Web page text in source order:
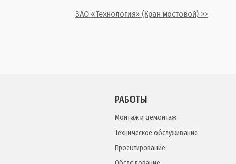
ЗАО «Технология» (Кран мостовой) >>
РАБОТЫ
Монтаж и демонтаж
Техническое обслуживание
Проектирование